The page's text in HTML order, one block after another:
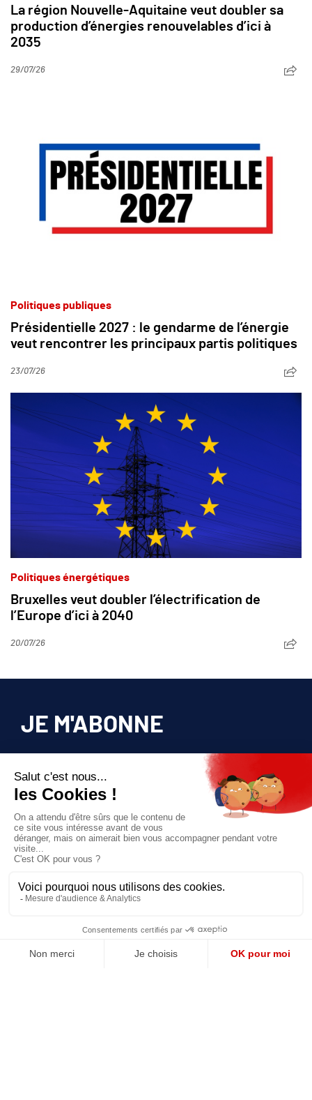
La région Nouvelle-Aquitaine veut doubler sa
production d’énergies renouvelables d’ici à
2035
29/07/26
Politiques publiques
Présidentielle 2027 : le gendarme de l’énergie
veut rencontrer les principaux partis politiques
23/07/26
Politiques énergétiques
Bruxelles veut doubler l’électrification de
l’Europe d’ici à 2040
20/07/26
JE M'ABONNE
Pour bénéficier d’un accès privilégié à tous
les articles publiés sur site.
Prix unique 180€/AN
JE M'ABONNE